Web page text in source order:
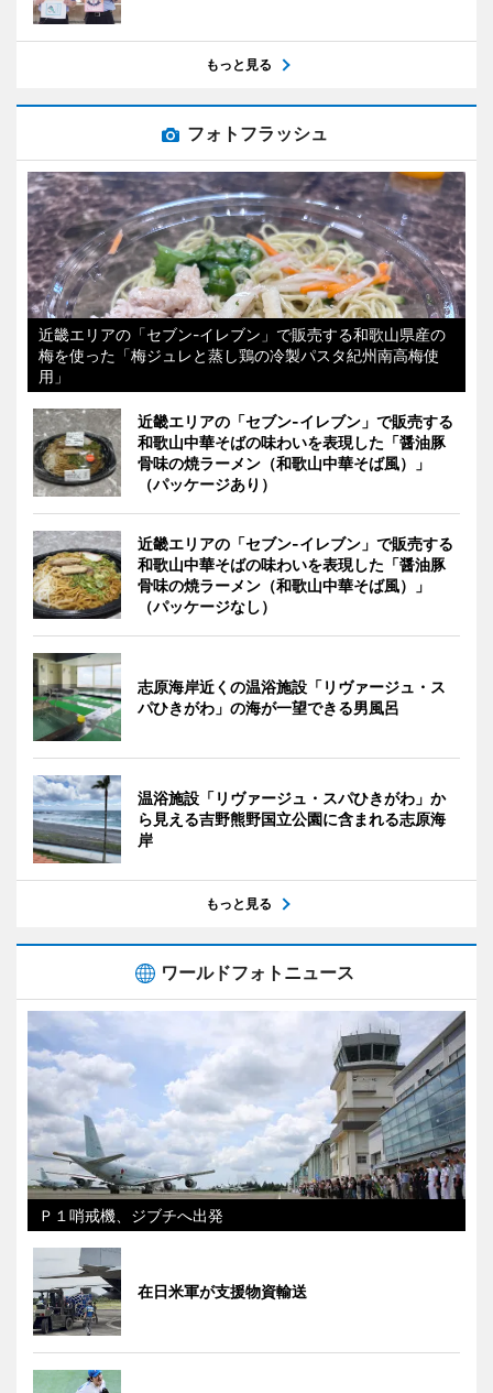
もっと見る
フォトフラッシュ
近畿エリアの「セブン-イレブン」で販売する和歌山県産の
梅を使った「梅ジュレと蒸し鶏の冷製パスタ紀州南高梅使
用」
近畿エリアの「セブン-イレブン」で販売する
和歌山中華そばの味わいを表現した「醤油豚
骨味の焼ラーメン（和歌山中華そば風）」
（パッケージあり）
近畿エリアの「セブン-イレブン」で販売する
和歌山中華そばの味わいを表現した「醤油豚
骨味の焼ラーメン（和歌山中華そば風）」
（パッケージなし）
志原海岸近くの温浴施設「リヴァージュ・ス
パひきがわ」の海が一望できる男風呂
温浴施設「リヴァージュ・スパひきがわ」か
ら見える吉野熊野国立公園に含まれる志原海
岸
もっと見る
ワールドフォトニュース
Ｐ１哨戒機、ジブチへ出発
在日米軍が支援物資輸送